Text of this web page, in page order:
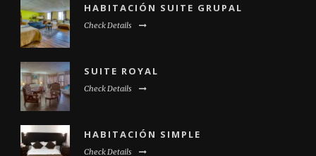
HABITACIÓN SUITE GRUPAL
Check Details
SUITE ROYAL
Check Details
HABITACIÓN SIMPLE
Check Details